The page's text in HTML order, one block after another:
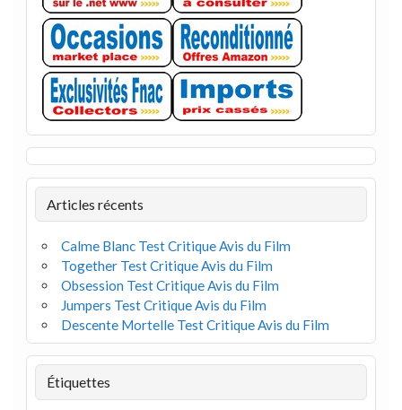
Articles récents
Calme Blanc Test Critique Avis du Film
Together Test Critique Avis du Film
Obsession Test Critique Avis du Film
Jumpers Test Critique Avis du Film
Descente Mortelle Test Critique Avis du Film
Étiquettes